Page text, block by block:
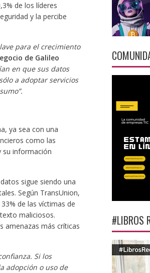
de los líderes
y la percibe
para el crecimiento
de Galileo
en que sus datos
a adoptar servicios
ya sea con una
como las
su información
sigue siendo una
Según TransUnion,
de las víctimas de
maliciosos.
amenazas más críticas
Si los
adopción o uso de
#LIBROS